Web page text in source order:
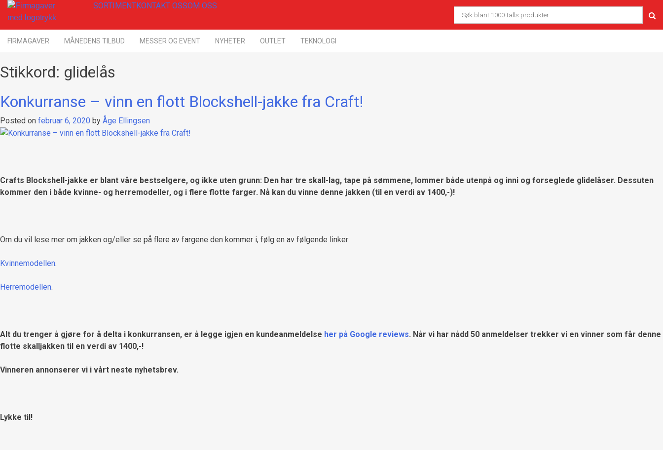
Skip
content
Firmagaver med logotrykk
Xpress Profil
SORTIMENTKONTAKT OSSOM OSS
FIRMAGAVER MÅNEDENS TILBUD MESSER OG EVENT NYHETER OUTLET TEKNOLOGI
Stikkord: glidelås
Konkurranse – vinn en flott Blockshell-jakke fra Craft!
Posted on februar 6, 2020 by Åge Ellingsen
Crafts Blockshell-jakke er blant våre bestselgere, og ikke uten grunn: Den har tre skall-lag, tape på sømmene, lommer både utenpå og inni og forseglede glidelåser. Dessuten
kommer den i både kvinne- og herremodeller, og i flere flotte farger. Nå kan du vinne denne jakken (til en verdi av 1400,-)!
Om du vil lese mer om jakken og/eller se på flere av fargene den kommer i, følg en av følgende linker:
Kvinnemodellen.
Herremodellen.
Alt du trenger å gjøre for å delta i konkurransen, er å legge igjen en kundeanmeldelse her på Google reviews. Når vi har nådd 50 anmeldelser trekker vi en vinner som får denne
flotte skalljakken til en verdi av 1400,-!
Vinneren annonserer vi i vårt neste nyhetsbrev.
Lykke til!